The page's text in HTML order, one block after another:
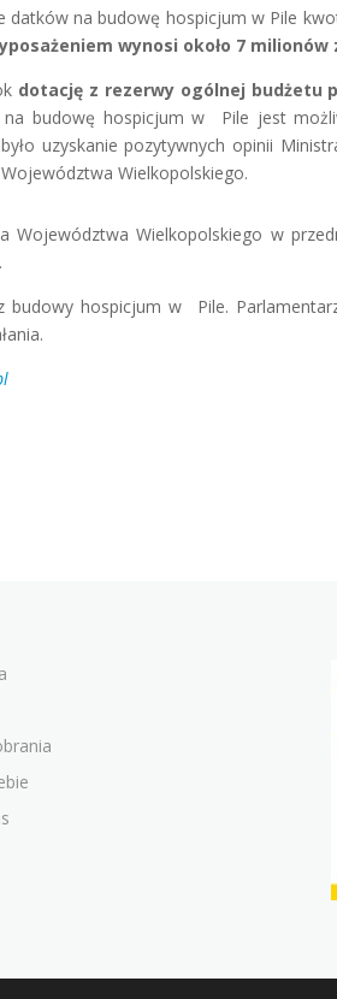
na budowę hospicjum w Pile
wynosi około 7 milionów
dotację z rezerwy ogólnej budżetu
budowę hospicjum w Pile jest
uzyskanie pozytywnych opinii
Wielkopolskiego.
Województwa Wielkopolskiego w
budowy hospicjum w Pile.